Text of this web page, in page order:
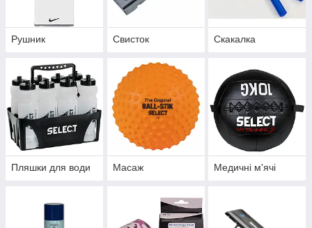
Рушник Свисток Скакалка
Пляшки для води Масаж Медичні м'ячі